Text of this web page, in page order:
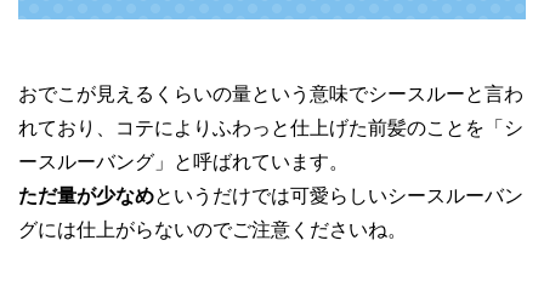
おでこが見えるくらいの量という意味でシースルーと言わ
れており、コテによりふわっと仕上げた前髪のことを「シ
ースルーバング」と呼ばれています。
ただ量が少なめというだけでは可愛らしいシースルーバン
グには仕上がらないのでご注意くださいね。